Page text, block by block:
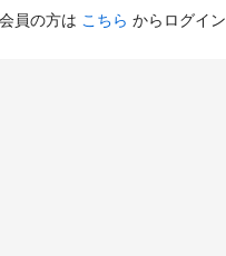
員の方は こちら からログイン